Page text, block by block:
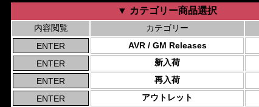
▼ カテゴリー商品選択
内容閲覧 カテゴリー
AVR / GM Releases
新入荷
再入荷
アウトレット